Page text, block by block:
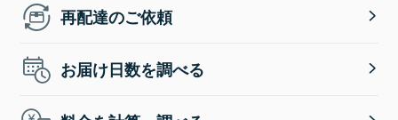
再配達のご依頼
お届け日数を調べる